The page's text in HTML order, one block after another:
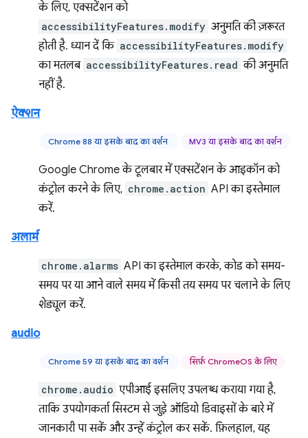
के लिए, एक्सटेंशन को
accessibilityFeatures.modify अनुमति की ज़रूरत
होती है. ध्यान दें कि accessibilityFeatures.modify
का मतलब accessibilityFeatures.read की अनुमति
नहीं है.
ऐक्शन
Chrome 88 या इसके बाद का वर्शन MV3 या इसके बाद का वर्शन
Google Chrome के टूलबार में एक्सटेंशन के आइकॉन को
कंट्रोल करने के लिए, chrome.action API का इस्तेमाल
करें.
अलार्म
chrome.alarms API का इस्तेमाल करके, कोड को समय-
समय पर या आने वाले समय में किसी तय समय पर चलाने के लिए
शेड्यूल करें.
audio
Chrome 59 या इसके बाद का वर्शन सिर्फ़ ChromeOS के लिए
chrome.audio एपीआई इसलिए उपलब्ध कराया गया है,
ताकि उपयोगकर्ता सिस्टम से जुड़े ऑडियो डिवाइसों के बारे में
जानकारी पा सकें और उन्हें कंट्रोल कर सकें. फ़िलहाल, यह